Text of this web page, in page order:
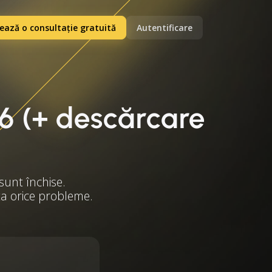
o consultație gratuită Autentificare
(+ descărcare
închise.
orice probleme.